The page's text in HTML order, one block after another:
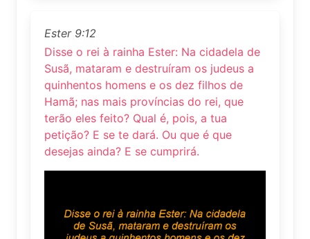
Ester 9:12
Disse o rei à rainha Ester: Na cidadela de
Susã, mataram e destruíram os judeus a
quinhentos homens e os dez filhos de
Hamã; nas mais províncias do rei, que
terão eles feito? Qual é, pois, a tua
petição? E se te dará. Ou que é que
desejas ainda? E se cumprirá.